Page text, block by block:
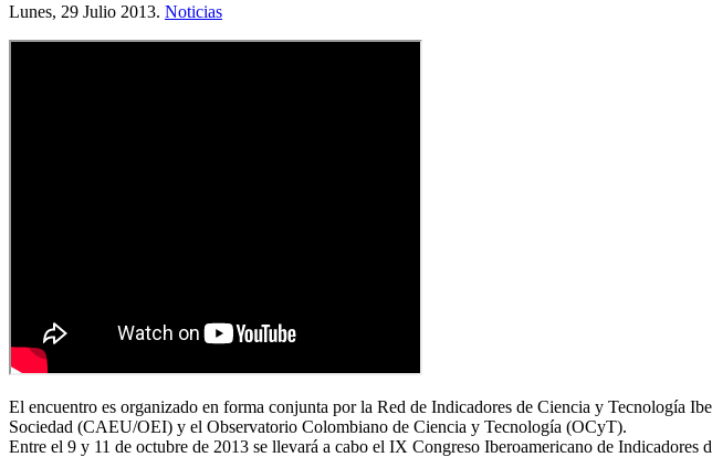
Lunes, 29 Julio 2013. Noticias
El encuentro es organizado en forma conjunta por la Red de Indicadores de Ciencia y Tecnología
Sociedad (CAEU/OEI) y el Observatorio Colombiano de Ciencia y Tecnología (OCyT).
Entre el 9 y 11 de octubre de 2013 se llevará a cabo el IX Congreso Iberoamericano de Indicadores